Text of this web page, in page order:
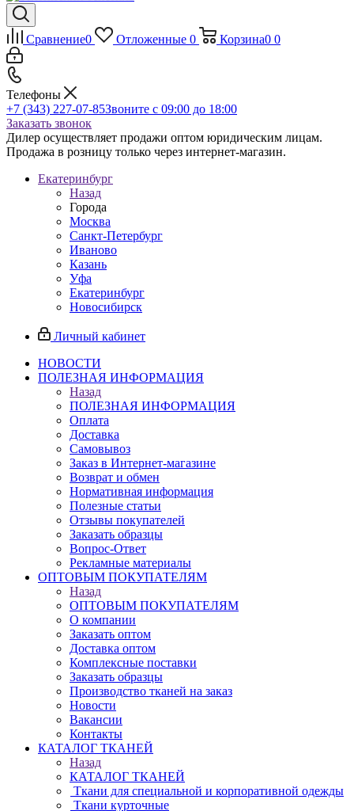
Сравнение0 Отложенные 0 Корзина0 0
Телефоны
+7 (343) 227-07-85Звоните с 09:00 до 18:00
Заказать звонок
Дилер осуществляет продажи оптом юридическим лицам.
Продажа в розницу только через интернет-магазин.
Екатеринбург
Назад
Города
Москва
Санкт-Петербург
Иваново
Казань
Уфа
Екатеринбург
Новосибирск
Личный кабинет
НОВОСТИ
ПОЛЕЗНАЯ ИНФОРМАЦИЯ
Назад
ПОЛЕЗНАЯ ИНФОРМАЦИЯ
Оплата
Доставка
Самовывоз
Заказ в Интернет-магазине
Возврат и обмен
Нормативная информация
Полезные статьи
Отзывы покупателей
Заказать образцы
Вопрос-Ответ
Рекламные материалы
ОПТОВЫМ ПОКУПАТЕЛЯМ
Назад
ОПТОВЫМ ПОКУПАТЕЛЯМ
О компании
Заказать оптом
Доставка оптом
Комплексные поставки
Заказать образцы
Производство тканей на заказ
Новости
Вакансии
Контакты
КАТАЛОГ ТКАНЕЙ
Назад
КАТАЛОГ ТКАНЕЙ
Ткани для специальной и корпоративной одежды
Ткани курточные